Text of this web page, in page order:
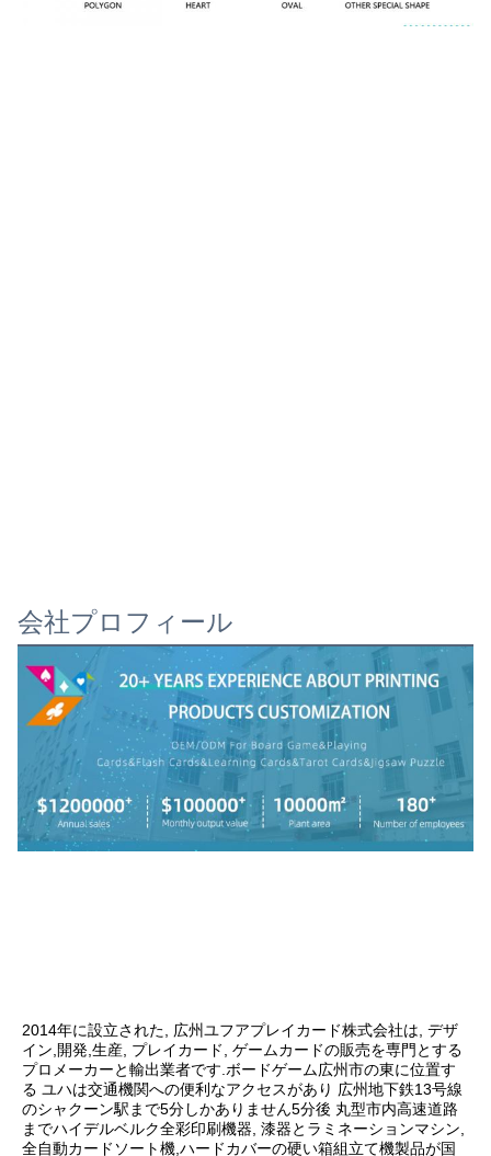
会社プロフィール
2014年に設立された, 広州ユフアプレイカード株式会社は, デザ
イン,開発,生産, プレイカード, ゲームカードの販売を専門とする
プロメーカーと輸出業者です.ボードゲーム広州市の東に位置す
る ユハは交通機関への便利なアクセスがあり 広州地下鉄13号線
のシャクーン駅まで5分しかありません5分後 丸型市内高速道路
までハイデルベルク全彩印刷機器, 漆器とラミネーションマシン,
全自動カードソート機,ハードカバーの硬い箱組立て機製品が国